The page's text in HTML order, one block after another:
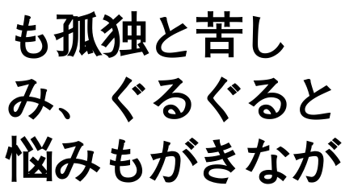
も孤独と苦し
み、ぐるぐると
悩みもがきなが